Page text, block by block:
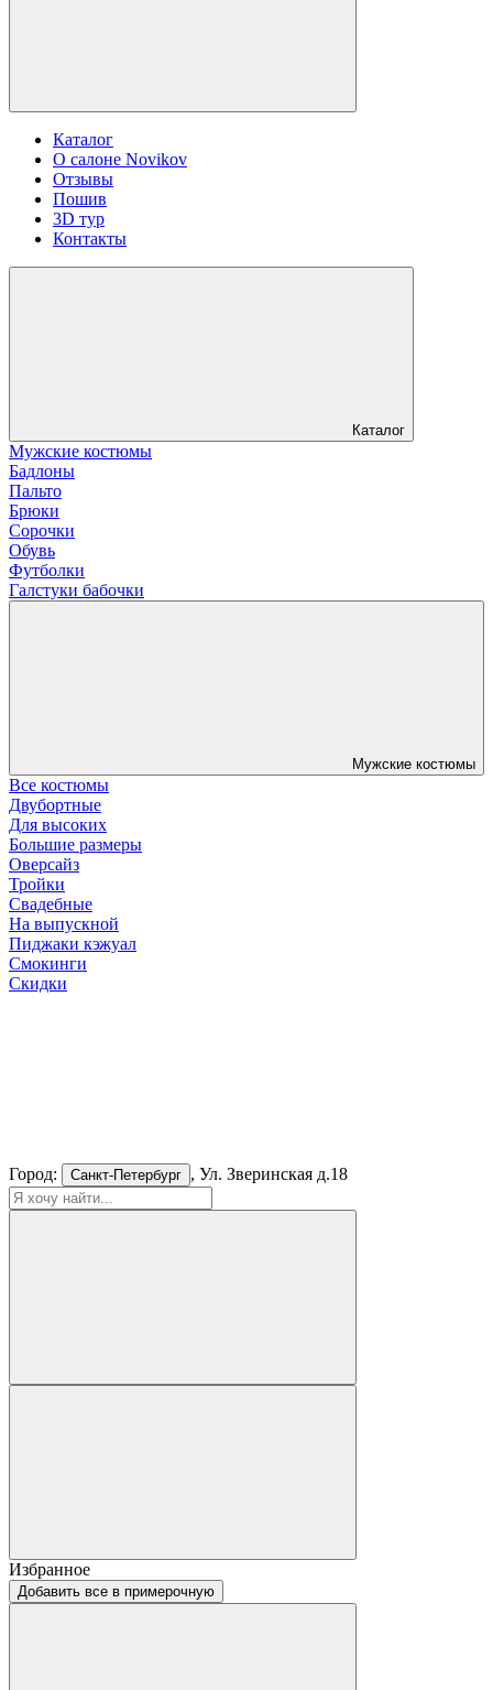
Каталог
О салоне Novikov
Отзывы
Пошив
3D тур
Контакты
Каталог
Мужские костюмы
Бадлоны
Пальто
Брюки
Сорочки
Обувь
Футболки
Галстуки бабочки
Мужские костюмы
Все костюмы
Двубортные
Для высоких
Большие размеры
Оверсайз
Тройки
Свадебные
На выпускной
Пиджаки кэжуал
Смокинги
Скидки
Город: Санкт-Петербург , Ул. Зверинская д.18
Избранное
Добавить все в примерочную